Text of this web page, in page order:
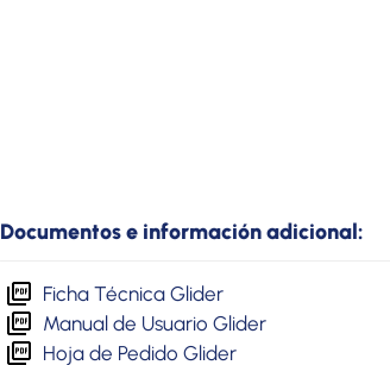
Documentos e información adicional:
Ficha Técnica Glider
Manual de Usuario Glider
Hoja de Pedido Glider